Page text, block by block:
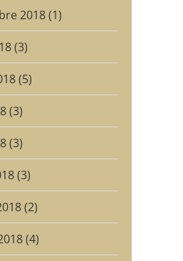
2018 (1)
(3)
(5)
(3)
(3)
(3)
(2)
(4)